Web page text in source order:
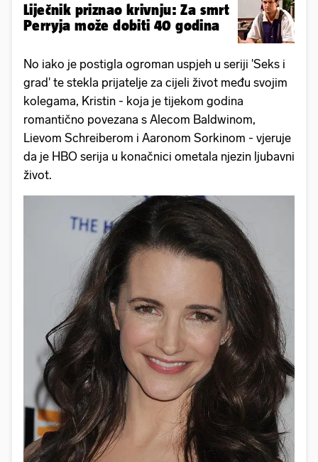
Liječnik priznao krivnju: Za smrt
Perryja može dobiti 40 godina
No iako je postigla ogroman uspjeh u seriji 'Seks i
grad' te stekla prijatelje za cijeli život među svojim
kolegama, Kristin - koja je tijekom godina
romantično povezana s Alecom Baldwinom,
Lievom Schreiberom i Aaronom Sorkinom - vjeruje
da je HBO serija u konačnici ometala njezin ljubavni
život.